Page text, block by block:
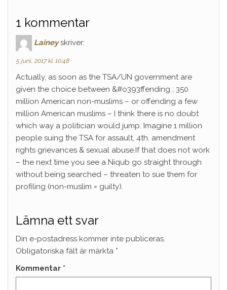
1 kommentar
Lainey skriver:
5 juni, 2017 kl. 10:48
Actually, as soon as the TSA/UN government are
given the choice between &#o393ffending ; 350
million American non-muslims – or offending a few
million American muslims – I think there is no doubt
which way a politician would jump. Imagine 1 million
people suing the TSA for assault, 4th. amendment
rights grievances & sexual abuse.If that does not work
– the next time you see a Niqub go straight through
without being searched – threaten to sue them for
profiling (non-muslim = guilty).
Lämna ett svar
Din e-postadress kommer inte publiceras.
Obligatoriska fält är märkta *
Kommentar *